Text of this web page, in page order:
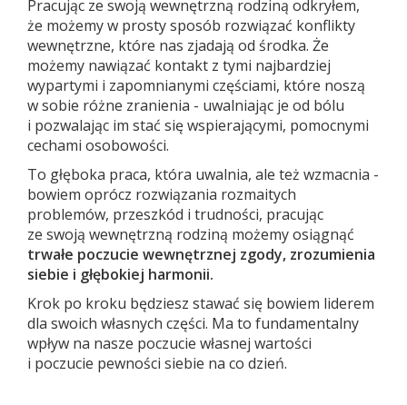
Pracując ze swoją wewnętrzną rodziną odkryłem,
że możemy w prosty sposób rozwiązać konflikty
wewnętrzne, które nas zjadają od środka. Że
możemy nawiązać kontakt z tymi najbardziej
wypartymi i zapomnianymi częściami, które noszą
w sobie różne zranienia - uwalniając je od bólu
i pozwalając im stać się wspierającymi, pomocnymi
cechami osobowości.
To głęboka praca, która uwalnia, ale też wzmacnia -
bowiem oprócz rozwiązania rozmaitych
problemów, przeszkód i trudności, pracując
ze swoją wewnętrzną rodziną możemy osiągnąć
trwałe poczucie wewnętrznej zgody, zrozumienia
siebie i głębokiej harmonii.
Krok po kroku będziesz stawać się bowiem liderem
dla swoich własnych części. Ma to fundamentalny
wpływ na nasze poczucie własnej wartości
i poczucie pewności siebie na co dzień.